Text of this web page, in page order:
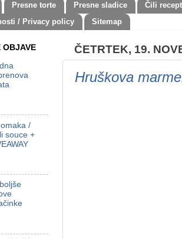
Presne torte Presne sladice
Čili
/ Privacy policy
Sitemap
ČETRTEK, 19.
Hruškova
OBJAVE
/
souce +